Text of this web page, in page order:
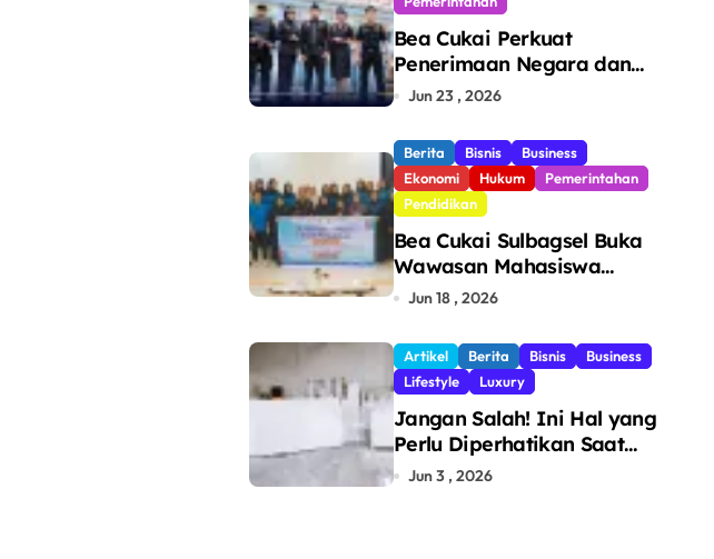
Bea Cukai Perkuat
Penerimaan Negara dan
Pengawasan, Setor Rp123,8
Jun 23 , 2026
Berita Bisnis
Business
Ekonomi
Hukum
Pemerintahan
Pendidikan
Bea Cukai Sulbagsel Buka
Wawasan Mahasiswa
Politeknik Bosowa tentang
dan Pencegahan Barang
Ilegal
Jun 18 , 2026
Artikel Berita Bisnis
Business
Lifestyle
Luxury
Jangan Salah! Ini Hal yang
Perlu Diperhatikan Saat
Pasang Big Slab
Jun 3 , 2026